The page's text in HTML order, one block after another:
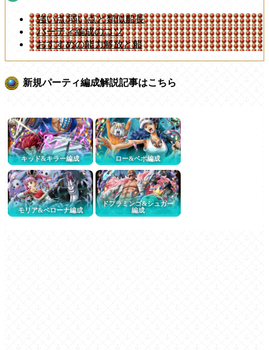
強い点/弱い点と類似船長
パーティ編成のコツ
おすすめの能力解放と船
新規パーティ編成解説記事はこちら
キッド&キラー編成 ロー&ベポ編成
モリア&ペローナ編成
ドフラミンゴ&シュガー
編成